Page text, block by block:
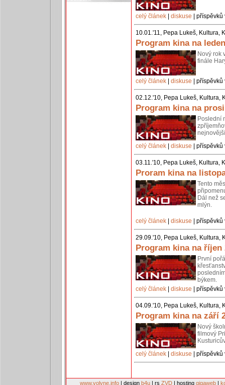
celý článek diskuse |
10.01.'11, Pepa Lukeš, Kultura,
Program kina na
Nový rok
finále
celý článek diskuse |
02.12.'10, Pepa Lukeš, Kultura,
Program kina na
Poslední
celý článek
diskuse |
03.11.'10, Pepa Lukeš, Kultura,
Proram kina na
Tento
Dál než
mlýn.
celý článek diskuse |
29.09.'10, Pepa Lukeš, Kultura,
Program kina na říjen
První
býkem.
celý článek
diskuse |
04.09.'10, Pepa Lukeš, Kultura,
Program kina na září
Nový
filmový
celý článek
diskuse |
www.volyne.info | design b4u | rs ZVD | hosting gigaweb |